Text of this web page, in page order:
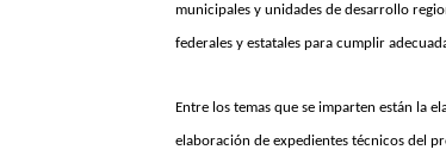
municipales y unidades de desarrollo
federales y estatales para cumplir
Entre los temas que se imparten están la
elaboración de expedientes técnicos del